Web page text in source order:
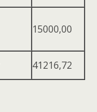
15000,00
41216,72